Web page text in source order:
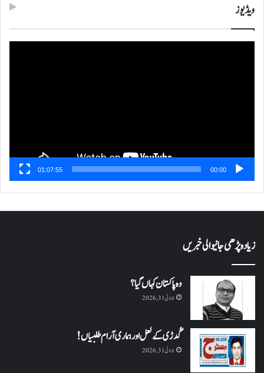
ویڈیوز
00:00
01:07:55
زیادہ پڑھی جانیوالی خبریں
وہ پاکستان کہاں گیا؟
جولائی 31, 2026
گُدڑی کے لعل اور ہماری آرام طلبیاں!
جولائی 31, 2026